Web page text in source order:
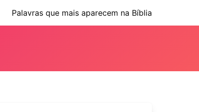
Palavras que mais aparecem na Bíblia